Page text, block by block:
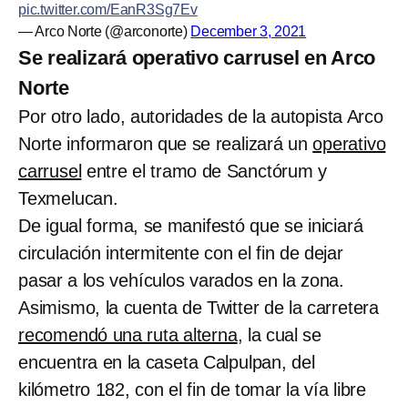
pic.twitter.com/EanR3Sg7Ev
— Arco Norte (@arconorte) December 3, 2021
Se realizará operativo carrusel en Arco
Norte
Por otro lado, autoridades de la autopista Arco
Norte informaron que se realizará unoperativo
carrusel entre el tramo de Sanctórum y
Texmelucan.
De igual forma, se manifestó que se iniciará
circulación intermitente con el fin de dejar
pasar a los vehículos varados en la zona.
Asimismo, la cuenta de Twitter de la carretera
recomendó una ruta alterna, la cual se
encuentra en la caseta Calpulpan, del
kilómetro 182, con el fin de tomar la vía libre